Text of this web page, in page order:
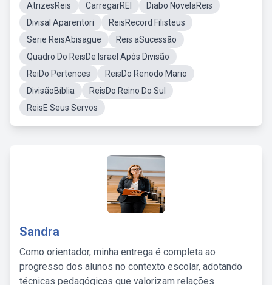
AtrizesReis
CarregarREI
Diabo NovelaReis
Divisal Aparentori
ReisRecord Filisteus
Serie ReisAbisague
Reis aSucessão
Quadro Do ReisDe Israel Após Divisão
ReiDo Pertences
ReisDo Renodo Mario
DivisãoBíblia
ReisDo Reino Do Sul
ReisE Seus Servos
Sandra
Como orientador, minha entrega é completa ao
progresso dos alunos no contexto escolar, adotando
técnicas pedagógicas que valorizam relações